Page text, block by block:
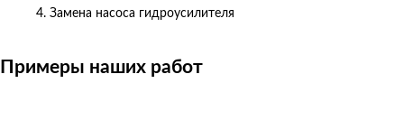
Замена насоса гидроусилителя
Примеры наших работ